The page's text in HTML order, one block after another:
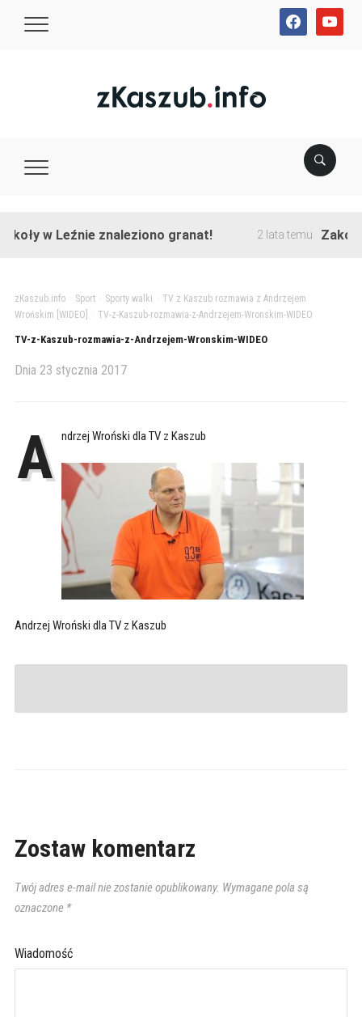
facebookyoutube
w Leźnie znaleziono granat! 2 lata temu
zKaszub.info> Sport> Sporty walki
TV z Kaszub rozmawia z Andrzejem
Wrońskim [WIDEO]
TV-z-Kaszub-rozmawia-z-Andrzejem-Wronskim-WIDEO
TV-z-Kaszub-rozmawia-z-Andrzejem-Wronskim-WIDEO
Dnia 23 stycznia 2017
A ndrzej Wroński dla TV z Kaszub
Andrzej Wroński dla TV z Kaszub
Zostaw komentarz
Twój adres e-mail nie zostanie opublikowany. Wymagane pola są
oznaczone *
Wiadomość